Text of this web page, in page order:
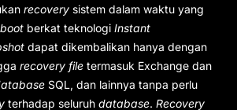
recovery sistem dalam waktu yang
berkat teknologi Instant
dapat dikembalikan hanya dengan
recovery file termasuk Exchange dan
SQL, dan lainnya tanpa perlu
terhadap seluruh database. Recovery